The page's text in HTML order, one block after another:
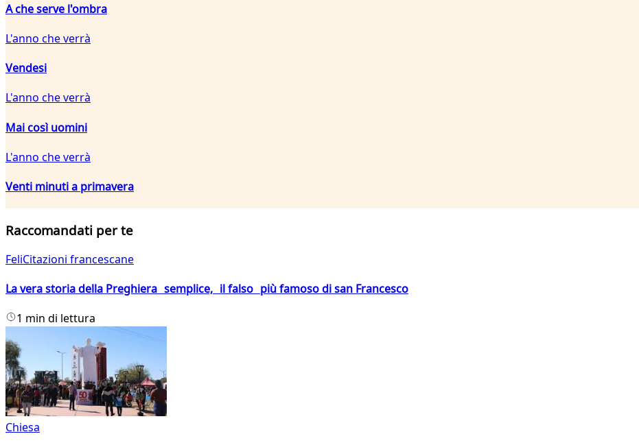
A che serve l'ombra
L'anno che verrà
Vendesi
L'anno che verrà
Mai così uomini
L'anno che verrà
Venti minuti a primavera
Raccomandati per te
FeliCitazioni francescane
La vera storia della Preghiera semplice, il falso più famoso di san Francesco
1 min di lettura
Chiesa